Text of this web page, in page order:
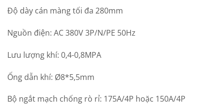
Độ dày cán màng tối đa 280mm
Nguồn điện: AC 380V 3P/N/PE 50Hz
Lưu lượng khí: 0,4-0,8MPA
Ống dẫn khí: Ø8*5,5mm
Bộ ngắt mạch chống rò rỉ: 175A/4P hoặc 150A/4P